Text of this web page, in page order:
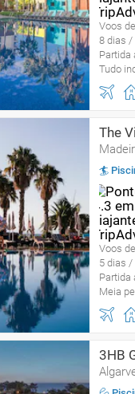
Voos
8 dias /
Partida
Tudo
The
🏄
Voos
5 dias /
Partida
Meia
3HB